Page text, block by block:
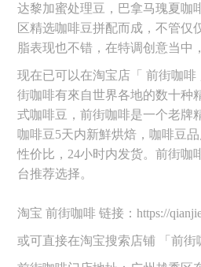
达黎加蜜处理豆，巴拿马瑰夏咖
区精选咖啡豆拼配而成，不管仅
脂表现也不错，在特调创意当中
现在已可以在淘宝店「 前街咖
街咖啡有來自世界各地的数十种
式咖啡豆，前街咖啡是一个老牌
咖啡豆5天内新鮮烘焙，咖啡豆
性价比，24小时内发货。前街咖
台推荐选择。
淘宝 前街咖啡 链接：https://
或可直接在淘宝搜索店铺 「前街